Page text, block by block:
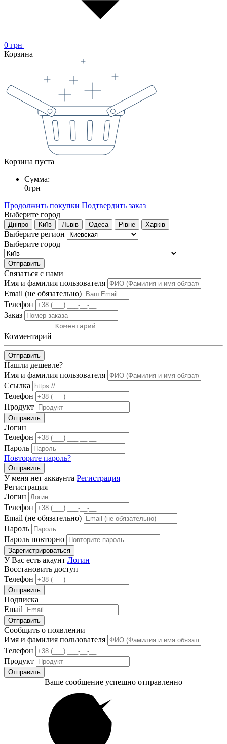
0 грн
Корзина
Корзина пуста
Сумма:
0грн
Продолжить покупки Подтвердить заказ
Выберите город
Дніпро Київ Львів Одеса Рівне Харків
Выберите регион
Выберите город
Отправить
Связаться с нами
Имя и фамилия пользователя
Email (не обязательно)
Телефон
Заказ
Комментарий
Отправить
Нашли дешевле?
Имя и фамилия пользователя
Ссылка
Телефон
Продукт
Отправить
Логин
Телефон
Пароль
Повторите пароль?
Отправить
У меня нет аккаунта Регистрация
Регистрация
Логин
Телефон
Email (не обязательно)
Пароль
Пароль повторно
Зарегистрироваться
У Вас есть акаунт Логин
Восстановить доступ
Телефон
Отправить
Подписка
Email
Отправить
Сообщить о появлении
Имя и фамилия пользователя
Телефон
Продукт
Отправить
Ваше сообщение успешно отправленно